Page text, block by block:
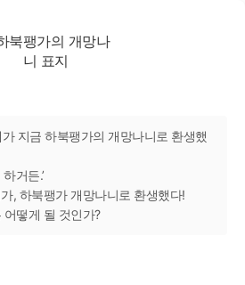
지금 하북팽가의 개망나니로 환생했
거든.’
, 하북팽가 개망나니로 환생했다!
떻게 될 것인가?